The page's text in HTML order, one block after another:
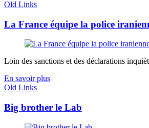
Old Links
La France équipe la police
Loin des sanctions et des déclarations
En savoir plus
Old Links
Big brother le Lab